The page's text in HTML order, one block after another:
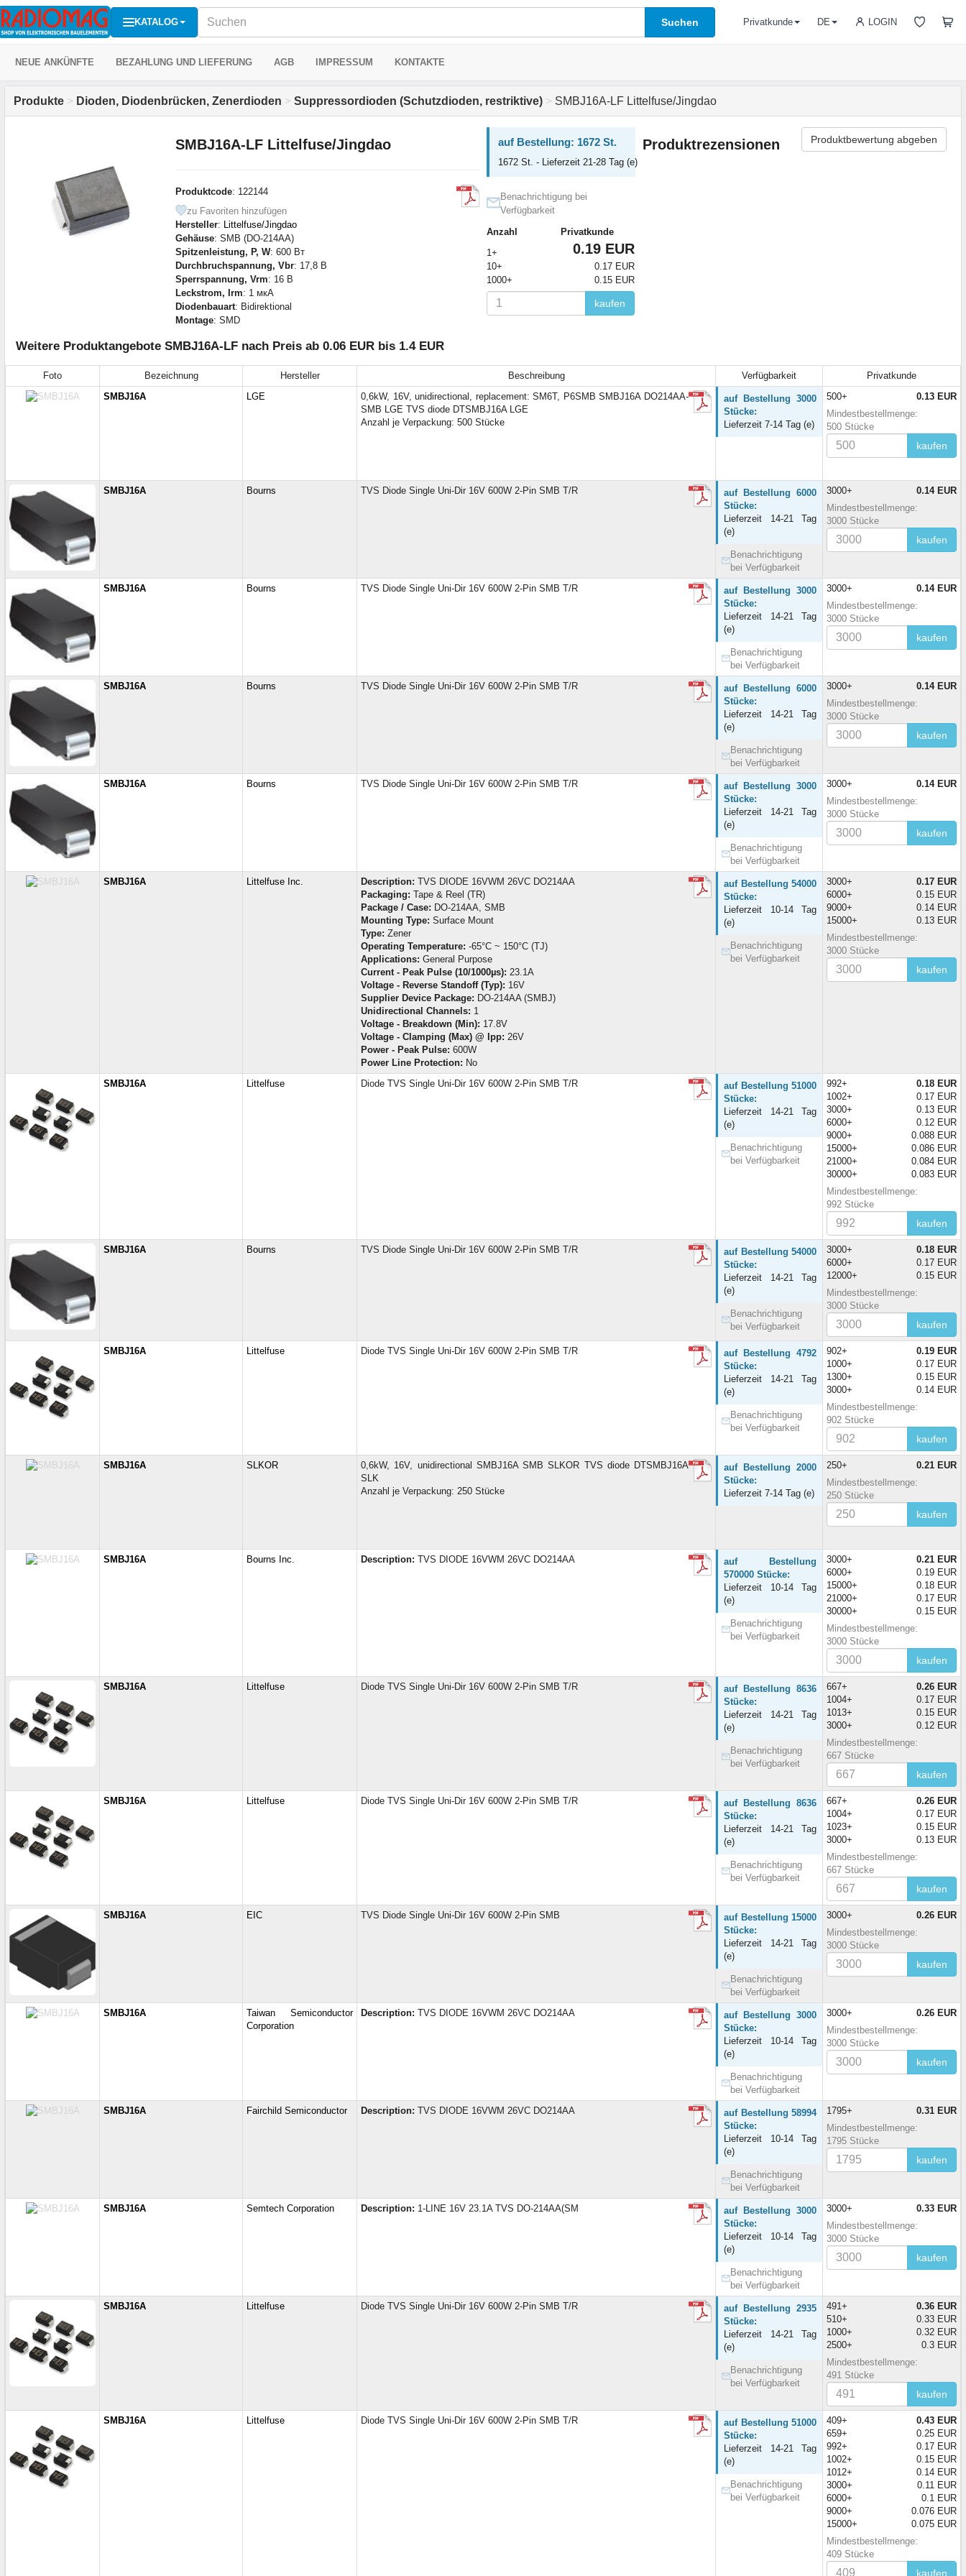
KATALOG Suchen LOGIN
Privatkunde DE
NEUE ANKÜNFTE BEZAHLUNG UND LIEFERUNG AGB IMPRESSUM KONTAKTE
Produkte > Dioden, Diodenbrücken, Zenerdioden > Suppressordioden (Schutzdioden, restriktive) > SMBJ16A-LF Littelfuse/Jingdao
SMBJ16A-LF Littelfuse/Jingdao
Produktcode: 122144
zu Favoriten hinzufügen
Hersteller:
Littelfuse/Jingdao
Gehäuse: SMB (DO-214AA)
Spitzenleistung, P, W: 600 Вт
Durchbruchspannung, Vbr: 17,8 В
Sperrspannung, Vrm: 16 В
Leckstrom, Irm: 1 мкА
Diodenbauart: Bidirektional
Montage: SMD
auf Bestellung: 1672 St.
1672 St. - Lieferzeit 21-28 Tag (e)
Benachrichtigung bei
Verfügbarkeit
Anzahl
Privatkunde
1+
0.19 EUR
10+
0.17 EUR
1000+
0.15 EUR
kaufen
Produktrezensionen Produktbewertung abgeben
Weitere Produktangebote SMBJ16A-LF nach Preis ab 0.06 EUR bis 1.4 EUR
Foto Bezeichnung Hersteller Beschreibung Verfügbarkeit
Privatkunde
SMBJ16A
LGE
0,6kW, 16V, unidirectional, replacement: SM6T, P6SMB SMBJ16A DO214AA-
SMB LGE TVS diode DTSMBJ16A LGE
Anzahl je Verpackung: 500 Stücke
auf Bestellung 3000
Stücke:
Lieferzeit 7-14 Tag (e)
500+
0.13 EUR
Mindestbestellmenge:
500 Stücke
kaufen
SMBJ16A Bourns TVS Diode Single Uni-Dir 16V 600W 2-Pin SMB T/R
auf Bestellung 6000
Stücke:
Lieferzeit 14-21 Tag
(e)
Benachrichtigung
bei Verfügbarkeit
3000+
0.14 EUR
Mindestbestellmenge:
3000 Stücke
kaufen
SMBJ16A Bourns TVS Diode Single Uni-Dir 16V 600W 2-Pin SMB T/R
auf Bestellung 3000
Stücke:
Lieferzeit 14-21 Tag
(e)
Benachrichtigung
bei Verfügbarkeit
3000+
0.14 EUR
Mindestbestellmenge:
3000 Stücke
kaufen
SMBJ16A Bourns TVS Diode Single Uni-Dir 16V 600W 2-Pin SMB T/R
auf Bestellung 6000
Stücke:
Lieferzeit 14-21 Tag
(e)
Benachrichtigung
bei Verfügbarkeit
3000+
0.14 EUR
Mindestbestellmenge:
3000 Stücke
kaufen
SMBJ16A Bourns TVS Diode Single Uni-Dir 16V 600W 2-Pin SMB T/R
auf Bestellung 3000
Stücke:
Lieferzeit 14-21 Tag
(e)
Benachrichtigung
bei Verfügbarkeit
3000+
0.14 EUR
Mindestbestellmenge:
3000 Stücke
kaufen
SMBJ16A Littelfuse Inc. Description: TVS DIODE 16VWM 26VC DO214AA
Packaging: Tape & Reel (TR)
Package / Case: DO-214AA, SMB
Mounting Type: Surface Mount
Type: Zener
Operating Temperature: -65°C ~ 150°C (TJ)
Applications: General Purpose
Current - Peak Pulse (10/1000µs): 23.1A
Voltage - Reverse Standoff (Typ): 16V
Supplier Device Package: DO-214AA (SMBJ)
Unidirectional Channels: 1
Voltage - Breakdown (Min): 17.8V
Voltage - Clamping (Max) @ Ipp: 26V
Power - Peak Pulse: 600W
Power Line Protection: No
auf Bestellung 54000
Stücke:
Lieferzeit 10-14 Tag
(e)
Benachrichtigung
bei Verfügbarkeit
3000+
0.17 EUR
6000+
0.15 EUR
9000+
0.14 EUR
15000+
0.13 EUR
Mindestbestellmenge:
3000 Stücke
kaufen
SMBJ16A Littelfuse Diode TVS Single Uni-Dir 16V 600W 2-Pin SMB T/R
auf Bestellung 51000
Stücke:
Lieferzeit 14-21 Tag
(e)
Benachrichtigung
bei Verfügbarkeit
992+
0.18 EUR
1002+
0.17 EUR
3000+
0.13 EUR
6000+
0.12 EUR
9000+
0.088 EUR
15000+
0.086 EUR
21000+
0.084 EUR
30000+
0.083 EUR
Mindestbestellmenge:
992 Stücke
kaufen
SMBJ16A Bourns TVS Diode Single Uni-Dir 16V 600W 2-Pin SMB T/R
auf Bestellung 54000
Stücke:
Lieferzeit 14-21 Tag
(e)
Benachrichtigung
bei Verfügbarkeit
3000+
0.18 EUR
6000+
0.17 EUR
12000+
0.15 EUR
Mindestbestellmenge:
3000 Stücke
kaufen
SMBJ16A Littelfuse Diode TVS Single Uni-Dir 16V 600W 2-Pin SMB T/R
auf Bestellung 4792
Stücke:
Lieferzeit 14-21 Tag
(e)
Benachrichtigung
bei Verfügbarkeit
902+
0.19 EUR
1000+
0.17 EUR
1300+
0.15 EUR
3000+
0.14 EUR
Mindestbestellmenge:
902 Stücke
kaufen
SMBJ16A SLKOR
0,6kW, 16V, unidirectional SMBJ16A SMB SLKOR TVS diode DTSMBJ16A
SLK
Anzahl je Verpackung: 250 Stücke
auf Bestellung 2000
Stücke:
Lieferzeit 7-14 Tag (e)
250+
0.21 EUR
Mindestbestellmenge:
250 Stücke
kaufen
SMBJ16A Bourns Inc. Description: TVS DIODE 16VWM 26VC DO214AA
auf Bestellung
570000 Stücke:
Lieferzeit 10-14 Tag
(e)
Benachrichtigung
bei Verfügbarkeit
3000+
0.21 EUR
6000+
0.19 EUR
15000+
0.18 EUR
21000+
0.17 EUR
30000+
0.15 EUR
Mindestbestellmenge:
3000 Stücke
kaufen
SMBJ16A Littelfuse Diode TVS Single Uni-Dir 16V 600W 2-Pin SMB T/R
auf Bestellung 8636
Stücke:
Lieferzeit 14-21 Tag
(e)
Benachrichtigung
bei Verfügbarkeit
667+
0.26 EUR
1004+
0.17 EUR
1013+
0.15 EUR
3000+
0.12 EUR
Mindestbestellmenge:
667 Stücke
kaufen
SMBJ16A Littelfuse Diode TVS Single Uni-Dir 16V 600W 2-Pin SMB T/R
auf Bestellung 8636
Stücke:
Lieferzeit 14-21 Tag
(e)
Benachrichtigung
bei Verfügbarkeit
667+
0.26 EUR
1004+
0.17 EUR
1023+
0.15 EUR
3000+
0.13 EUR
Mindestbestellmenge:
667 Stücke
kaufen
SMBJ16A EIC TVS Diode Single Uni-Dir 16V 600W 2-Pin SMB
auf Bestellung 15000
Stücke:
Lieferzeit 14-21 Tag
(e)
Benachrichtigung
bei Verfügbarkeit
3000+
0.26 EUR
Mindestbestellmenge:
3000 Stücke
kaufen
SMBJ16A
Taiwan Semiconductor
Corporation
Description: TVS DIODE 16VWM 26VC DO214AA
auf Bestellung 3000
Stücke:
Lieferzeit 10-14 Tag
(e)
Benachrichtigung
bei Verfügbarkeit
3000+
0.26 EUR
Mindestbestellmenge:
3000 Stücke
kaufen
SMBJ16A Fairchild Semiconductor Description: TVS DIODE 16VWM 26VC DO214AA
auf Bestellung 58994
Stücke:
Lieferzeit 10-14 Tag
(e)
Benachrichtigung
bei Verfügbarkeit
1795+
0.31 EUR
Mindestbestellmenge:
1795 Stücke
kaufen
SMBJ16A Semtech Corporation Description: 1-LINE 16V 23.1A TVS DO-214AA(SM
auf Bestellung 3000
Stücke:
Lieferzeit 10-14 Tag
(e)
Benachrichtigung
bei Verfügbarkeit
3000+
0.33 EUR
Mindestbestellmenge:
3000 Stücke
kaufen
SMBJ16A Littelfuse Diode TVS Single Uni-Dir 16V 600W 2-Pin SMB T/R
auf Bestellung 2935
Stücke:
Lieferzeit 14-21 Tag
(e)
Benachrichtigung
bei Verfügbarkeit
491+
0.36 EUR
510+
0.33 EUR
1000+
0.32 EUR
2500+
0.3 EUR
Mindestbestellmenge:
491 Stücke
kaufen
SMBJ16A Littelfuse Diode TVS Single Uni-Dir 16V 600W 2-Pin SMB T/R
auf Bestellung 51000
Stücke:
Lieferzeit 14-21 Tag
(e)
Benachrichtigung
bei Verfügbarkeit
409+
0.43 EUR
659+
0.25 EUR
992+
0.17 EUR
1002+
0.15 EUR
1012+
0.14 EUR
3000+
0.11 EUR
6000+
0.1 EUR
9000+
0.076 EUR
15000+
0.075 EUR
Mindestbestellmenge:
409 Stücke
kaufen